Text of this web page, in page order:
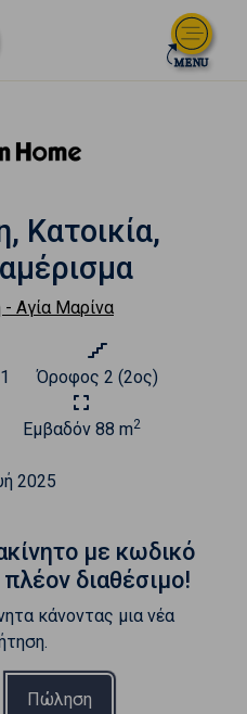
Κατοικία,
- Αγία Μαρίνα
1 Όροφος 2 (2ος)
Εμβαδόν 88 m2
2025
με κωδικό
διαθέσιμο!
κάνοντας μια νέα
Πώληση